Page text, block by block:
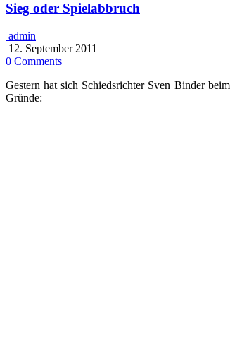
Sieg oder Spielabbruch
admin
12. September 2011
0 Comments
Gestern hat sich Schiedsrichter Sven Binder
Gründe: